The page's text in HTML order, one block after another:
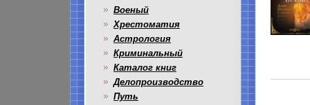
Военый
Хрестоматия
Астрология
Криминальный
Каталог книг
Делопроизводство
Путь